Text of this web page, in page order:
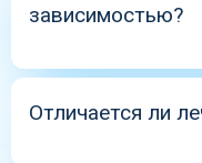
зависимостью?
Да, это одно из
Отличается ли